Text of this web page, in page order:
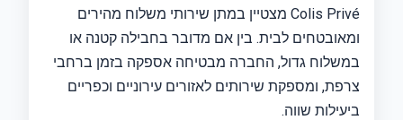
Colis Privé מצטיין במתן שירותי משלוח מהירים
ומאובטחים לבית. בין אם מדובר בחבילה קטנה או
במשלוח גדול, החברה מבטיחה אספקה ​​בזמן ברחבי
צרפת, ומספקת שירותים לאזורים עירוניים וכפריים
ביעילות שווה.